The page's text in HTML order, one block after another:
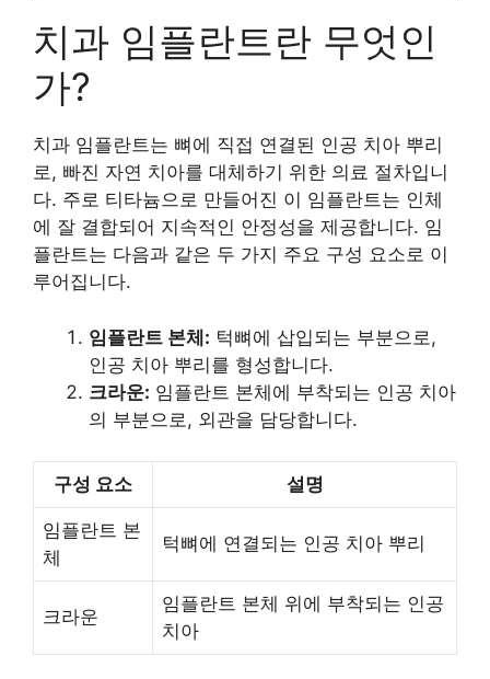
치과 임플란트란 무엇인
가?
치과 임플란트는 뼈에 직접 연결된 인공 치아 뿌리
로, 빠진 자연 치아를 대체하기 위한 의료 절차입니
다. 주로 티타늄으로 만들어진 이 임플란트는 인체
에 잘 결합되어 지속적인 안정성을 제공합니다. 임
플란트는 다음과 같은 두 가지 주요 구성 요소로 이
루어집니다.
임플란트 본체: 턱뼈에 삽입되는 부분으로,
인공 치아 뿌리를 형성합니다.
크라운: 임플란트 본체에 부착되는 인공 치아
의 부분으로, 외관을 담당합니다.
구성 요소 설명
임플란트 본
체
턱뼈에 연결되는 인공 치아 뿌리
크라운
임플란트 본체 위에 부착되는 인공
치아